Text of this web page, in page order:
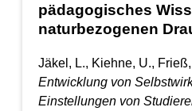
pädagogisches
naturbezogenen
Jäkel, L., Kiehne, U.,
Entwicklung von
Einstellungen von